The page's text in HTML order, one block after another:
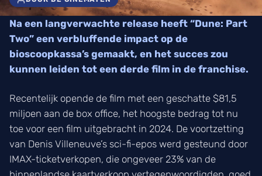
Na een langverwachte release heeft “Dune: Part
Two” een verbluffende impact op de
bioscoopkassa’s gemaakt, en het succes zou
kunnen leiden tot een derde film in de franchise.
Recentelijk opende de film met een geschatte $81,5
miljoen aan de box office, het hoogste bedrag tot nu
toe voor een film uitgebracht in 2024. De voortzetting
van Denis Villeneuve’s sci-fi-epos werd gesteund door
IMAX-ticketverkopen, die ongeveer 23% van de